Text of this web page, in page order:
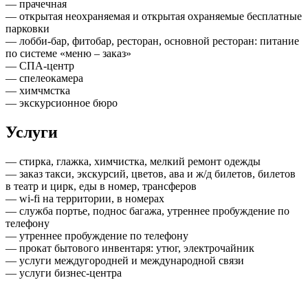
— прачечная
— открытая неохраняемая и открытая охраняемые бесплатные
парковки
— лобби-бар, фитобар, ресторан, основной ресторан: питание
по системе «меню – заказ»
— СПА-центр
— спелеокамера
— химчмстка
— экскурсионное бюро
Услуги
— стирка, глажка, химчистка, мелкий ремонт одежды
— заказ такси, экскурсий, цветов, ава и ж/д билетов, билетов
в театр и цирк, еды в номер, трансферов
— wi-fi на территории, в номерах
— служба портье, поднос багажа, утреннее пробуждение по
телефону
— утреннее пробуждение по телефону
— прокат бытового инвентаря: утюг, электрочайник
— услуги междугородней и международной связи
— услуги бизнес-центра